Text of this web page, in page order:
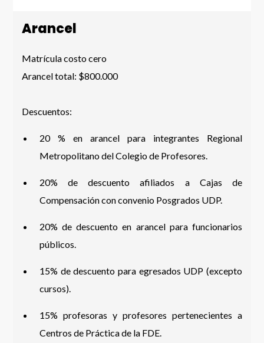
Arancel
Matrícula costo cero
Arancel total: $800.000
Descuentos:
20 % en arancel para integrantes Regional
Metropolitano del Colegio de Profesores.
20% de descuento afiliados a Cajas de
Compensación con convenio Posgrados UDP.
20% de descuento en arancel para funcionarios
públicos.
15% de descuento para egresados UDP (excepto
cursos).
15% profesoras y profesores pertenecientes a
Centros de Práctica de la FDE.